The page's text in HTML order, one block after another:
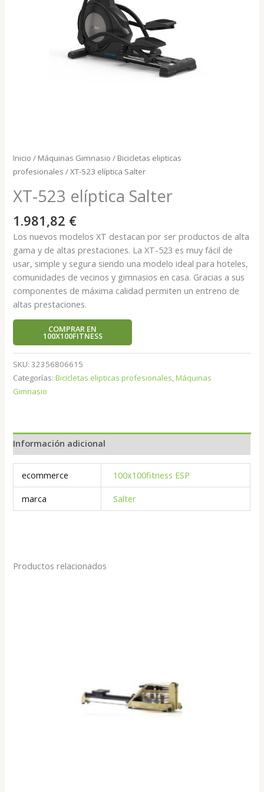
Inicio / Máquinas Gimnasio / Bicicletas elipticas
profesionales / XT-523 elíptica Salter
XT-523 elíptica Salter
1.981,82 €
Los nuevos modelos XT destacan por ser productos de alta
gama y de altas prestaciones. La XT-523 es muy fácil de
usar, simple y segura siendo una modelo ideal para hoteles,
comunidades de vecinos y gimnasios en casa. Gracias a sus
componentes de máxima calidad permiten un entreno de
altas prestaciones.
COMPRAR EN
100X100FITNESS
SKU:32356806615
Categorías:Bicicletas elipticas profesionales,Máquinas
Gimnasio
Información adicional
ecommerce
100x100fitness ESP
marca
Salter
Productos relacionados